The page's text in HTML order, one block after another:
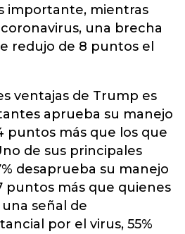
importante, mientras
una brecha
redujo de 8 puntos el
ventajas de Trump es
aprueba su manejo
puntos más que los que
de sus principales
desaprueba su manejo
puntos más que quienes
señal de
por el virus, 55%